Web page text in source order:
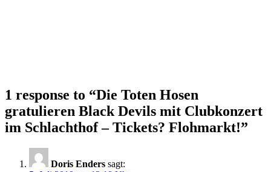
1 response to “Die Toten Hosen
gratulieren Black Devils mit Clubkonzert
im Schlachthof – Tickets? Flohmarkt!”
Doris Enders sagt: